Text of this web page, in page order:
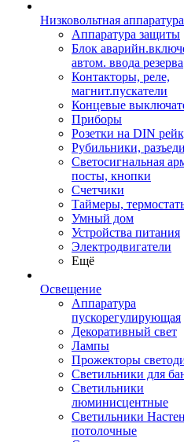
Низковольтная аппаратура
Аппаратура защиты
Блок
автом. ввода резерва
Контакторы, реле,
магнит.пускатели
Концевые
Приборы
Розетки на DIN
Рубильники,
Светосигнальная
посты, кнопки
Счетчики
Таймеры,
Умный дом
Устройства питания
Электродвигатели
Ещё
Освещение
Аппаратура
пускорегулирующая
Декоративный свет
Лампы
Прожекторы
Светильники для
Светильники
люминисцентные
Светильники
потолочные